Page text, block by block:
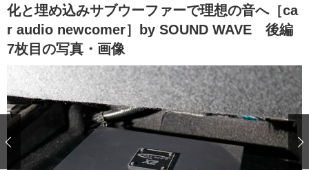
中国 四国
九州 沖縄
注目の記事
ショップレポート 愛車 File
自動車豆知識 ストップ！不具合修理＆粗悪修理
ディテイリング
ディテイリング 洗車
鈑金・塗装
化と埋め込みサブウーファーで理想の音へ［ca
r audio newcomer］by SOUND WAVE 後編
7枚目の写真・画像